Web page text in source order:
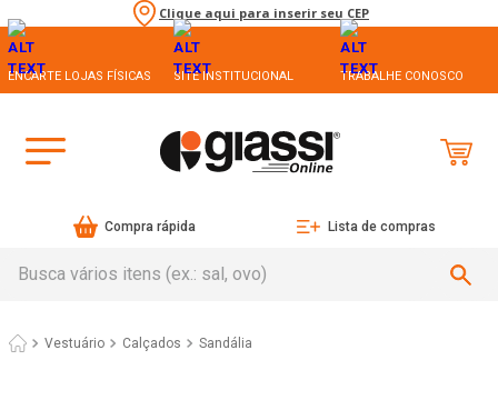
Clique aqui para inserir seu CEP
ENCARTE LOJAS FÍSICAS SITE INSTITUCIONAL TRABALHE CONOSCO
Compra rápida Lista de compras
Vestuário Calçados Sandália